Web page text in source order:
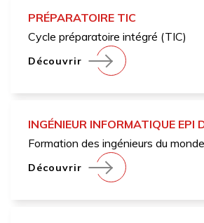
PRÉPARATOIRE TIC
Cycle préparatoire intégré (TIC)
Découvrir
INGÉNIEUR INFORMATIQUE EPI
Formation des ingénieurs du
Découvrir